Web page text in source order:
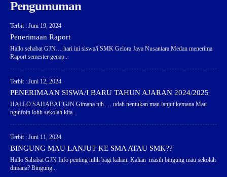
Pengumuman
Terbit : Juni 19, 2024
Penerimaan Raport
Hallo sehabat GJN… hari ini siswa/i SMK Gelora Jaya Nusantara Medan menerima
Raport semester genap..
Terbit : Juni 12, 2024
PENERIMAAN SISWA/I BARU TAHUN AJARAN 2024/2025
HALLO SAHABAT GJN Gimana nih…. udah nentukan mau lanjut kemana Mau
nginfoin lohh sekolah kita..
Terbit : Juni 11, 2024
BINGUNG MAU LANJUT KE SMA ATAU SMK??
Hallo Sahabat GJN Info penting nihh bagi kalian. Kalian masih bingung mau sekolah
dimana? Bingung..